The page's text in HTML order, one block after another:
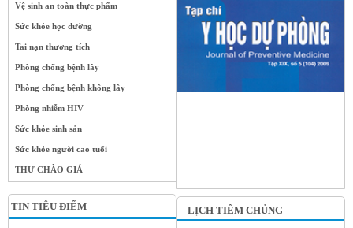
Vệ sinh an toàn thực phẩm
Sức khỏe học đường
Tai nạn thương tích
Phòng chống bệnh lây
Phòng chống bệnh không lây
Phòng nhiễm HIV
Sức khỏe sinh sản
Sức khỏe người cao tuổi
THƯ CHÀO GIÁ
TIN TIÊU ĐIỂM LỊCH TIÊM CHỦNG